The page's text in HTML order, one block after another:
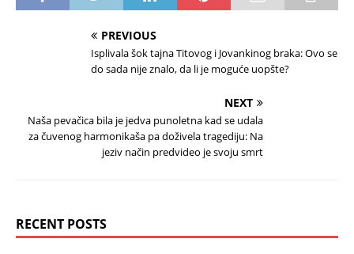
PREVIOUS
Isplivala šok tajna Titovog i Jovankinog braka: Ovo se
do sada nije znalo, da li je moguće uopšte?
NEXT
Naša pevačica bila je jedva punoletna kad se udala
za čuvenog harmonikaša pa doživela tragediju: Na
jeziv način predvideo je svoju smrt
RECENT POSTS